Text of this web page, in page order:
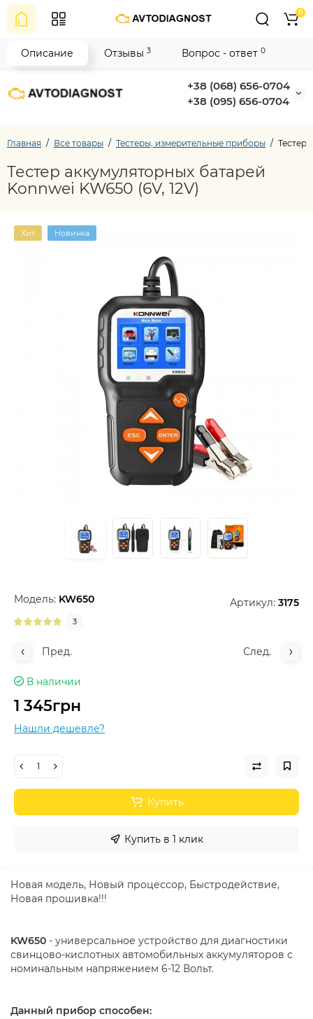
+38 (068) 656-0704
+38 (095) 656-0704
0
Главная Все товары Тестеры, измерительные приборы Тестер
Тестер аккумуляторных батарей
Konnwei KW650 (6V, 12V)
Хит Новинка
Модель: KW650 Артикул: 3175
3
Пред. След.
В наличии
1 345грн
Нашли дешевле?
Купить
Купить в 1 клик
Описание Отзывы 3 Вопрос - ответ 0
Новая модель, Новый процессор, Быстродействие,
Новая прошивка!!!
KW650 - универсальное устройство для диагностики
свинцово-кислотных автомобильных аккумуляторов с
номинальным напряжением 6-12 Вольт.
Данный прибор способен: